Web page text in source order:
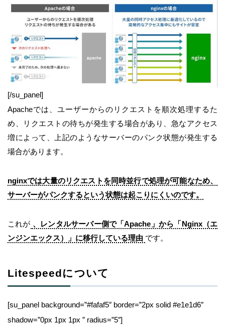
[/su_panel]
Apacheでは、ユーザーからのリクエストを順次処理するた
め、リクエストの待ちが発生する場合があり、急なアクセス
増によって、上記のようなサーバーのパンク状態が発生する
場合があります。
nginxでは大量のリクエストを同時並行で処理が可能なため、
サーバーがパンクするという状態は起こりにくいのです。
これが 、レンタルサーバー側で「Apache」から「Nginx（エ
ンジンエックス）」に移行している理由 です。
Litespeedについて
[su_panel background=”#fafaf5″ border=”2px solid #e1e1d6″
shadow=”0px 1px 1px ” radius=”5″]